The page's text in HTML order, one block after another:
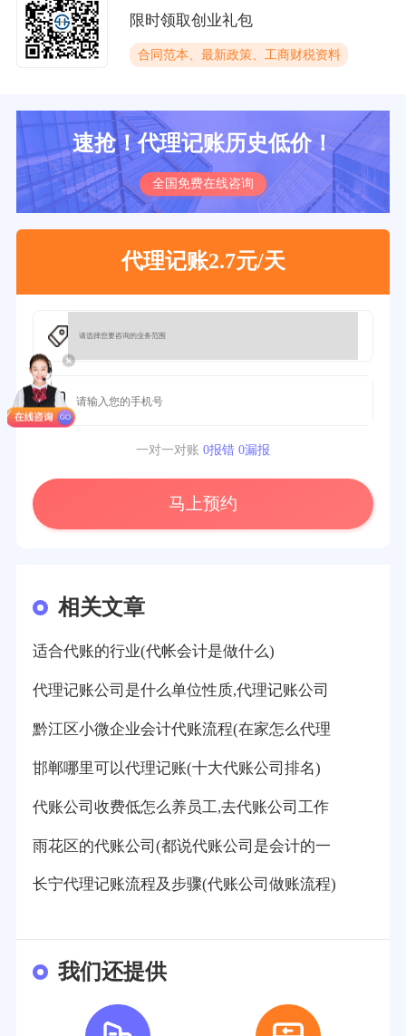
限时领取创业礼包
合同范本、最新政策、工商财税资料
速抢！代理记账历史低价！
全国免费在线咨询
代理记账2.7元/天
一对一对账 0报错 0漏报
马上预约
相关文章
适合代账的行业(代帐会计是做什么)
代理记账公司是什么单位性质,代理记账公司
黔江区小微企业会计代账流程(在家怎么代理
邯郸哪里可以代理记账(十大代账公司排名)
代账公司收费低怎么养员工,去代账公司工作
雨花区的代账公司(都说代账公司是会计的一
长宁代理记账流程及步骤(代账公司做账流程)
我们还提供